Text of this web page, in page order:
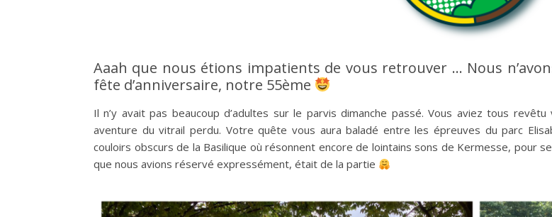
Aaah que nous étions impatients de vous retrouver … Nous
fête d’anniversaire, notre 55ème
Il n’y avait pas beaucoup d’adultes sur le parvis dimanche passé. Vous aviez tous
aventure du vitrail perdu. Votre quête vous aura baladé entre les épreuves du parc
couloirs obscurs de la Basilique où résonnent encore de lointains sons de Kermesse, pour
que nous avions réservé expressément, était de la partie